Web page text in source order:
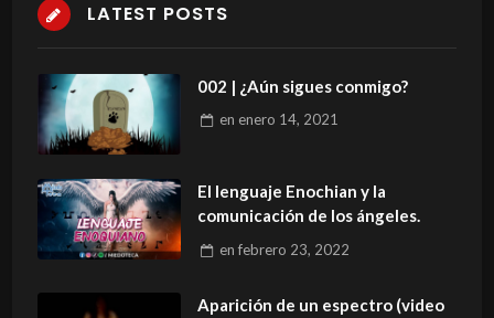
LATEST POSTS
002 | ¿Aún sigues conmigo?
en enero 14, 2021
El lenguaje Enochian y la
comunicación de los ángeles.
en febrero 23, 2022
Aparición de un espectro (video